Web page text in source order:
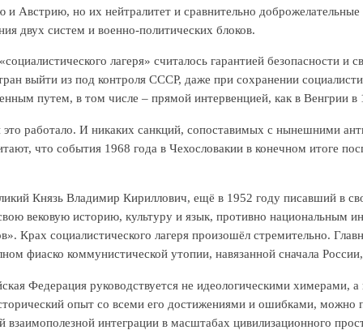
Австрию, но их нейтралитет и сравнительно
двух систем и военно-политических блоков.
лагеря» считалось гарантией безопасности
выйти из под контроля СССР, даже при сохранении
путем, в том числе – прямой интервенцией, как в Венгрии в
работало. И никаких санкций, сопоставимых с нынешними
что события 1968 года в Чехословакии в конечном итоге
Князь Владимир Кириллович, ещё в 1952 году писавший в
вековую историю, культуру и язык, противно национальным
Крах социалистического лагеря произошёл стремительно.
фиаско коммунистической утопии, навязанной сначала
Федерация руководствуется не идеологическими химерами,
опыт со всеми его достижениями и ошибками, можно
взаимополезной интеграции в масштабах цивилизационного